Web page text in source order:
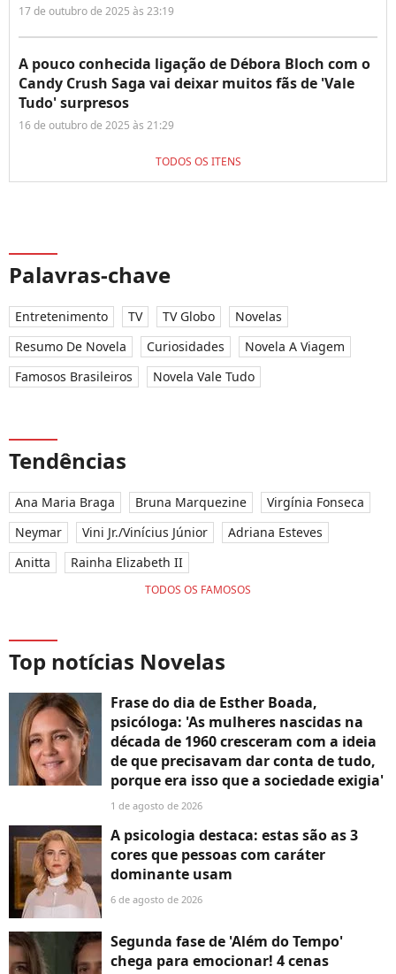
17 de outubro de 2025 às 23:19
A pouco conhecida ligação de Débora Bloch com o
Candy Crush Saga vai deixar muitos fãs de 'Vale
Tudo' surpresos
16 de outubro de 2025 às 21:29
TODOS OS ITENS
Palavras-chave
Entretenimento TV TV Globo
Novelas
Resumo De Novela
Curiosidades
Novela A Viagem
Famosos Brasileiros
Novela Vale Tudo
Tendências
Ana Maria Braga Bruna Marquezine
Virgínia Fonseca
Neymar
Vini Jr./Vinícius Júnior
Adriana Esteves
Anitta
Rainha Elizabeth II
TODOS OS FAMOSOS
Top notícias Novelas
Frase do dia de Esther Boada,
psicóloga: 'As mulheres nascidas na
década de 1960 cresceram com a ideia
de que precisavam dar conta de tudo,
porque era isso que a sociedade exigia'
1 de agosto de 2026
A psicologia destaca: estas são as 3
cores que pessoas com caráter
dominante usam
6 de agosto de 2026
Segunda fase de 'Além do Tempo'
chega para emocionar! 4 cenas